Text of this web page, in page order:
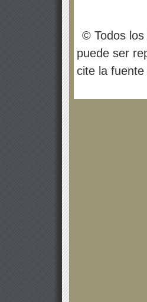
© Todos los
puede ser
cite la